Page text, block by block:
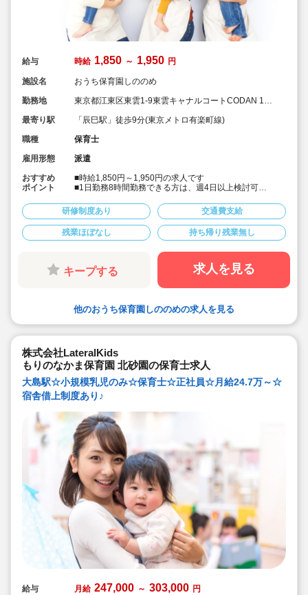
給与 時給 1,850 ～ 1,950 円
施設名
おうち保育園しののめ
勤務地
東京都江東区東雲1-9東雲キャナルコートCODAN 16
最寄り駅
「辰巳駅」徒歩9分(東京メトロ有楽町線)
職種
保育士
雇用形態
派遣
おすすめ
ポイント
■時給1,850円～1,950円の求人です
■1日勤務8時間勤務できる方は、週4日以上検討可
■遅番よりに勤務できる方は時短勤務も相談可
研修制度あり 交通費支給
残業ほぼなし 持ち帰り残業無し
キープする 求人を見る
他のおうち保育園しののめの求人を見る
株式会社LateralKids
もりのなかま保育園 北砂園の保育士求人
大島駅☆小規模乳児のみ☆保育士☆正社員☆月給24.7万～☆
宿舎借上制度あり♪
給与 月給 247,000 ～ 303,000 円